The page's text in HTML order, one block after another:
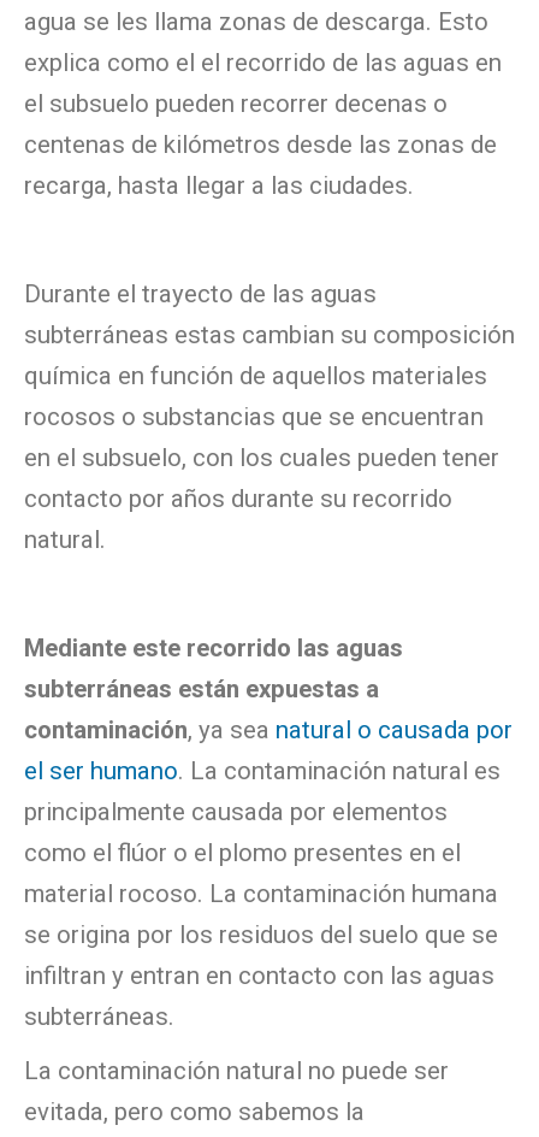
agua se les llama zonas de descarga. Esto
explica como el el recorrido de las aguas en
el subsuelo pueden recorrer decenas o
centenas de kilómetros desde las zonas de
recarga, hasta llegar a las ciudades.
Durante el trayecto de las aguas
subterráneas estas cambian su composición
química en función de aquellos materiales
rocosos o substancias que se encuentran
en el subsuelo, con los cuales pueden tener
contacto por años durante su recorrido
natural.
Mediante este recorrido las aguas
subterráneas están expuestas a
contaminación, ya sea natural o causada por
el ser humano. La contaminación natural es
principalmente causada por elementos
como el flúor o el plomo presentes en el
material rocoso. La contaminación humana
se origina por los residuos del suelo que se
infiltran y entran en contacto con las aguas
subterráneas.
La contaminación natural no puede ser
evitada, pero como sabemos la